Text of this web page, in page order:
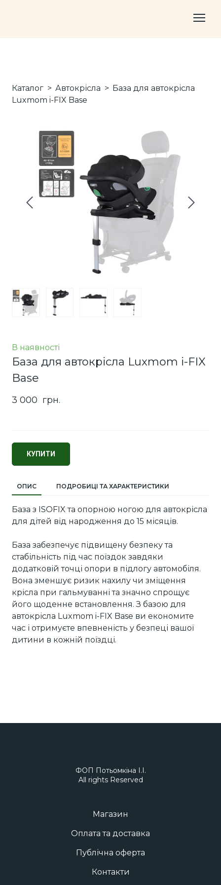
Каталог Автокрісла
База для автокрісла
Luxmom i-FIX Base
В наявності
База для автокрісла Luxmom i-FIX
Base
3 000  грн.
КУПИТИ
ОПИС ПОДРОБИЦІ ТА ХАРАКТЕРИСТИКИ
База з ISOFIX та опорною ногою для автокрісла
для дітей від народження до 15 місяців.
База забезпечує підвищену безпеку та
стабільність під час поїздок завдяки
додатковій точці опори в підлогу автомобіля.
Вона зменшує ризик нахилу чи зміщення
крісла при гальмуванні та значно спрощує
його щоденне встановлення. З базою для
автокрісла Luxmom i-FIX Base ви економите
час і отримуєте впевненість у безпеці вашої
дитини в кожній поїздці.
ФОП Потьомкіна І.І.
All rights Reserved
Магазин
Оплата та доставка
Публічна оферта
Контакти